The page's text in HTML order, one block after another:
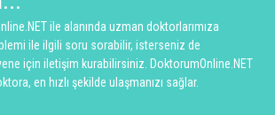
ile alanında uzman doktorlarımıza
ile ilgili soru sorabilir, isterseniz de
için iletişim kurabilirsiniz. DoktorumOnline.NET
en hızlı şekilde ulaşmanızı sağlar.